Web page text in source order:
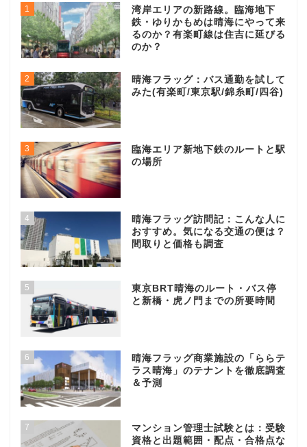
1
湾岸エリアの新路線。臨海地下
鉄・ゆりかもめは晴海にやって来
るのか？有楽町線は住吉に延びる
のか？
2
晴海フラッグ：バス通勤を試して
みた(有楽町/東京駅/錦糸町/四谷)
3
臨海エリア新地下鉄のルートと駅
の場所
4
晴海フラッグ訪問記：こんな人に
おすすめ。気になる交通の便は？
間取りと価格も調査
5
東京BRT晴海のルート・バス停
と新橋・虎ノ門までの所要時間
6
晴海フラッグ商業施設の「ららテ
ラス晴海」のテナントを徹底調査
＆予測
7
マンション管理士試験とは：受験
資格と出題範囲・配点・合格点な